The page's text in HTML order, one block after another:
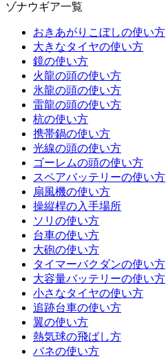
ゾナウギア一覧
おきあがりこぼしの使い方
大きなタイヤの使い方
鏡の使い方
火龍の頭の使い方
氷龍の頭の使い方
雷龍の頭の使い方
杭の使い方
携帯鍋の使い方
光線の頭の使い方
ゴーレムの頭の使い方
スペアバッテリーの使い方
扇風機の使い方
操縦桿の入手場所
ソリの使い方
台車の使い方
大砲の使い方
タイマーバクダンの使い方
大容量バッテリーの使い方
小さなタイヤの使い方
追跡台車の使い方
翼の使い方
熱気球の飛ばし方
バネの使い方